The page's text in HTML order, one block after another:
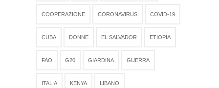
COOPERAZIONE CORONAVIRUS COVID-19
CUBA DONNE EL SALVADOR ETIOPIA
FAO G20 GIARDINA GUERRA
ITALIA KENYA LIBANO